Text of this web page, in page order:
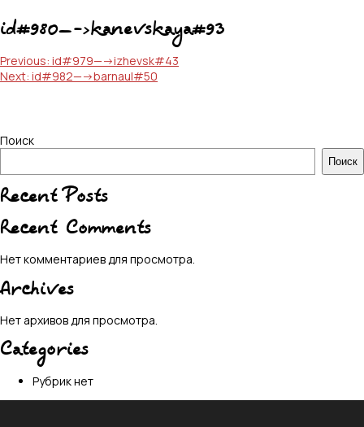
id#980—->kanevskaya#93
Навигация
по
Previous: id#979—->izhevsk#43
Next: id#982—->barnaul#50
Поиск
Поиск
Recent Posts
Recent Comments
Нет комментариев для просмотра.
Archives
Нет архивов для просмотра.
Categories
Рубрик нет